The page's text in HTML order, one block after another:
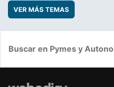
VER MÁS TEMAS